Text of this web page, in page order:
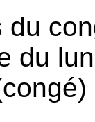
du
du